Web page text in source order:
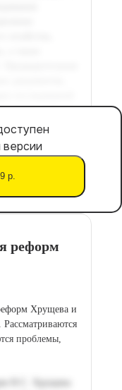
р.
реформ
Хрущева и
проблемы,